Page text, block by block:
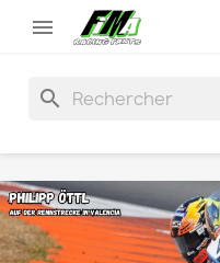

search